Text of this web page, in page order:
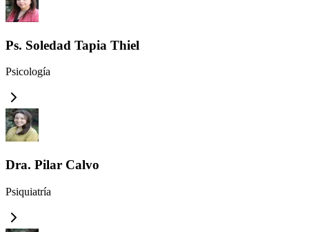
Ps. Soledad Tapia Thiel
Psicología
Dra. Pilar Calvo
Psiquiatría